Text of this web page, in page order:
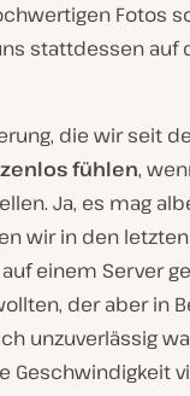
Fotos
stattdessen
die wir seit
fühlen,
Ja, es mag
wir in den
einem Server
der aber in
unzuverlässig
Geschwindigkeit